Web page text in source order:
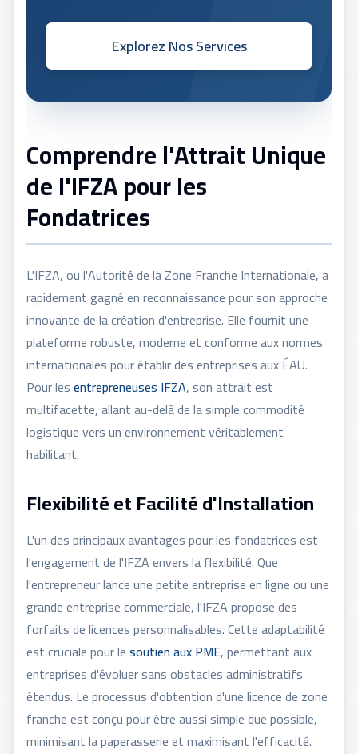
Explorez Nos Services
Comprendre l'Attrait Unique
de l'IFZA pour les
Fondatrices
L'IFZA, ou l'Autorité de la Zone Franche Internationale, a
rapidement gagné en reconnaissance pour son approche
innovante de la création d'entreprise. Elle fournit une
plateforme robuste, moderne et conforme aux normes
internationales pour établir des entreprises aux ÉAU.
Pour lesentrepreneuses IFZA, son attrait est
multifacette, allant au-delà de la simple commodité
logistique vers un environnement véritablement
habilitant.
Flexibilité et Facilité d'Installation
L'un des principaux avantages pour les fondatrices est
l'engagement de l'IFZA envers la flexibilité. Que
l'entrepreneur lance une petite entreprise en ligne ou une
grande entreprise commerciale, l'IFZA propose des
forfaits de licences personnalisables. Cette adaptabilité
est cruciale pour lesoutien aux PME, permettant aux
entreprises d'évoluer sans obstacles administratifs
étendus. Le processus d'obtention d'une licence de zone
franche est conçu pour être aussi simple que possible,
minimisant la paperasserie et maximisant l'efficacité.